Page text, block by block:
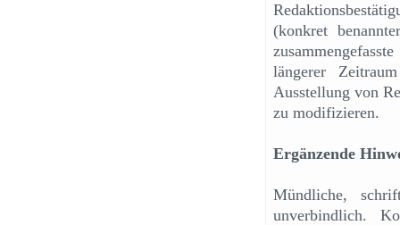
(konkret
längerer
Ausstellung von
zu modifizieren.
Ergänzende
Mündliche,
unverbindlich.